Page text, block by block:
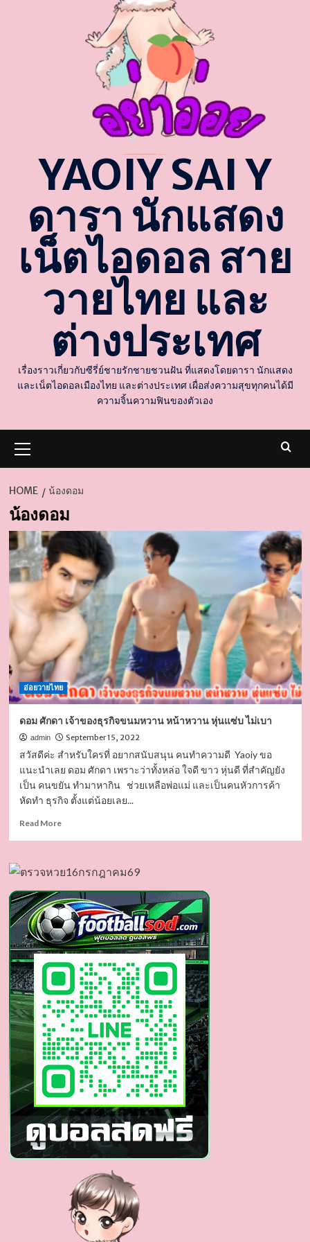
YAOIY SAI Y
ดารา นักแสดง
เน็ตไอดอล สาย
วายไทย และ
ต่างประเทศ
เรื่องราวเกี่ยวกับซีรี่ย์ชายรักชายชวนฝัน ที่แสดงโดยดารา นักแสดง
และเน็ตไอดอลเมืองไทย และต่างประเทศ เผื่อส่งความสุขทุกคนได้มี
ความจิ้นความฟินของตัวเอง
Menu
HOME น้องดอม
น้องดอม
อ่อยวายไทย
ดอม ศักดา เจ้าของธุรกิจขนมหวาน หน้าหวาน หุ่นแซ่บ ไม่เบา
admin September 15, 2022
สวัสดีค่ะ สำหรับใครที่ อยากสนับสนุน คนทำความดี Yaoiy ขอ
แนะนำเลย ดอม ศักดา เพราะว่าทั้งหล่อ ใจดี ขาว หุ่นดี ที่สำคัญยัง
เป็น คนขยัน ทำมาหากิน ช่วยเหลือพ่อแม่ และเป็นคนหัวการค้า
หัดทำ ธุรกิจ ตั้งแต่น้อยเลย...
Read MoreRead
ศักดา
ธุรกิจ
ขนม
หวาน
หน้า
หวาน
หุ่น
แซ่บ
ไม่
เบา